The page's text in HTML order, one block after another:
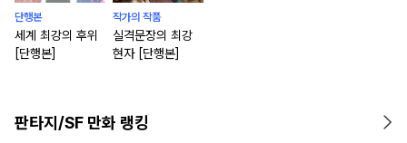
단행본
세계 최강의 후위
[단행본]
작가의 작품
실격문장의 최강
현자 [단행본]
판타지/SF 만화 랭킹